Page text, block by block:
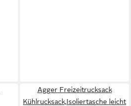
Agger Freizeitrucksack
Kühlrucksack,Isoliertasche leicht